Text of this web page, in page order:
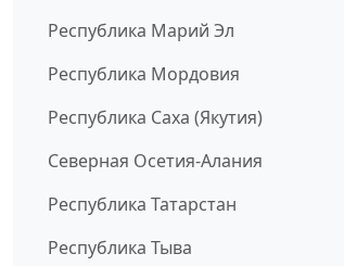
Республика Марий Эл
Республика Мордовия
Республика Саха (Якутия)
Северная Осетия-Алания
Республика Татарстан
Республика Тыва